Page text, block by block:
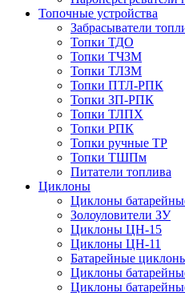
Топочные устройства
Забрасыватели
Топки ТДО
Топки ТЧЗМ
Топки ТЛЗМ
Топки ПТЛ-РПК
Топки ЗП-РПК
Топки ТЛПХ
Топки РПК
Топки ручные ТР
Топки ТШПм
Питатели топлива
Циклоны
Циклоны
Золоуловители ЗУ
Циклоны ЦН-15
Циклоны ЦН-11
Батарейные
Циклоны
Циклоны